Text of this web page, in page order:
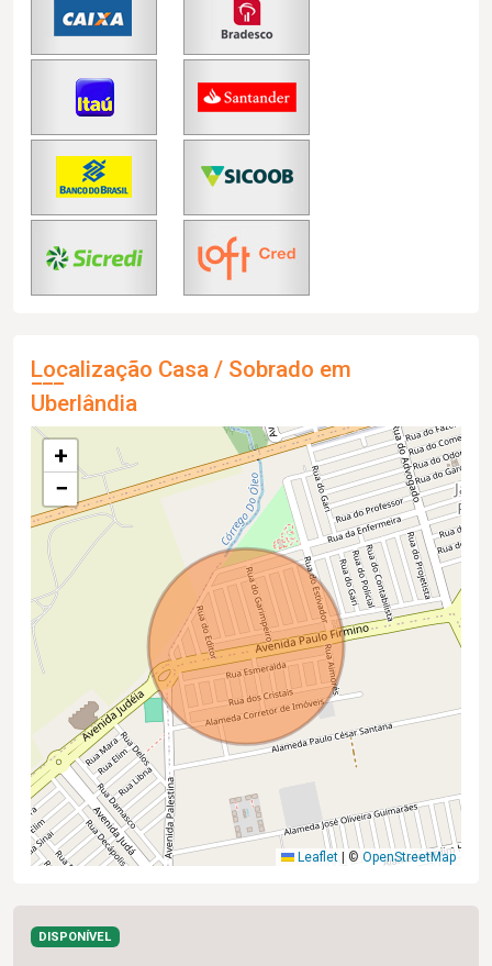
Localização Casa / Sobrado em
Uberlândia
+
−
Leaflet © OpenStreetMap
DISPONÍVEL